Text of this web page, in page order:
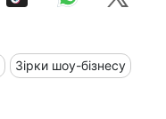
Зірки шоу-бізнесу